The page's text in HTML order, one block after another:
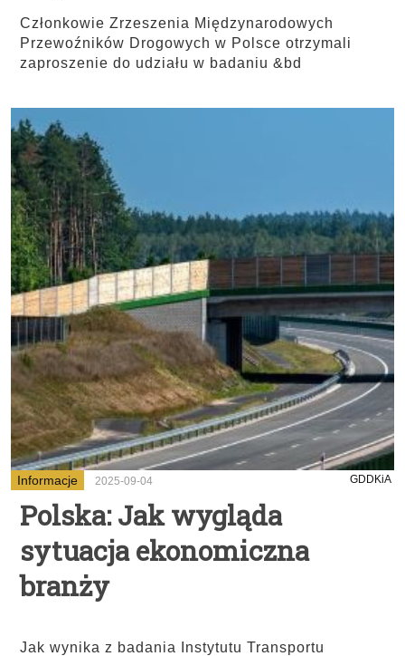
Członkowie Zrzeszenia Międzynarodowych
Przewoźników Drogowych w Polsce otrzymali
zaproszenie do udziału w badaniu &bd
Informacje 2025-09-04 GDDKiA
Polska: Jak wygląda
sytuacja ekonomiczna
branży
Jak wynika z badania Instytutu Transportu